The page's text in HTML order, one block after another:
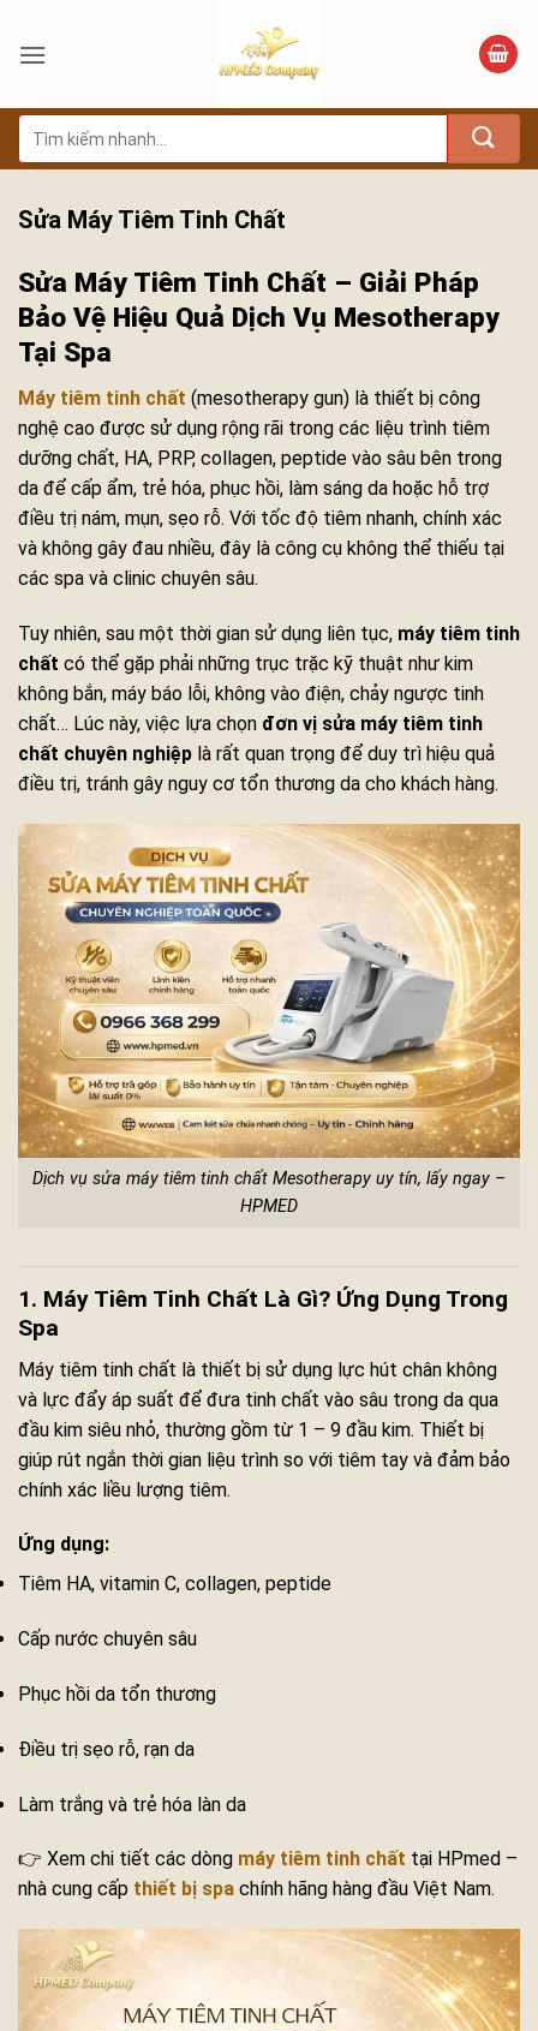
qua
dung
Tìm
kiếm:
Sửa Máy Tiêm Tinh Chất
Sửa Máy Tiêm Tinh Chất – Giải Pháp
Bảo Vệ Hiệu Quả Dịch Vụ Mesotherapy
Tại Spa
Máy tiêm tinh chất (mesotherapy gun) là thiết bị công
nghệ cao được sử dụng rộng rãi trong các liệu trình tiêm
dưỡng chất, HA, PRP, collagen, peptide vào sâu bên trong
da để cấp ẩm, trẻ hóa, phục hồi, làm sáng da hoặc hỗ trợ
điều trị nám, mụn, sẹo rỗ. Với tốc độ tiêm nhanh, chính xác
và không gây đau nhiều, đây là công cụ không thể thiếu tại
các spa và clinic chuyên sâu.
Tuy nhiên, sau một thời gian sử dụng liên tục, máy tiêm tinh
chất có thể gặp phải những trục trặc kỹ thuật như kim
không bắn, máy báo lỗi, không vào điện, chảy ngược tinh
chất… Lúc này, việc lựa chọn đơn vị sửa máy tiêm tinh
chất chuyên nghiệp là rất quan trọng để duy trì hiệu quả
điều trị, tránh gây nguy cơ tổn thương da cho khách hàng.
Dịch vụ sửa máy tiêm tinh chất Mesotherapy uy tín, lấy ngay –
HPMED
1. Máy Tiêm Tinh Chất Là Gì? Ứng Dụng Trong
Spa
Máy tiêm tinh chất là thiết bị sử dụng lực hút chân không
và lực đẩy áp suất để đưa tinh chất vào sâu trong da qua
đầu kim siêu nhỏ, thường gồm từ 1 – 9 đầu kim. Thiết bị
giúp rút ngắn thời gian liệu trình so với tiêm tay và đảm bảo
chính xác liều lượng tiêm.
Ứng dụng:
Tiêm HA, vitamin C, collagen, peptide
Cấp nước chuyên sâu
Phục hồi da tổn thương
Điều trị sẹo rỗ, rạn da
Làm trắng và trẻ hóa làn da
👉 Xem chi tiết các dòng máy tiêm tinh chất tại HPmed –
nhà cung cấp thiết bị spa chính hãng hàng đầu Việt Nam.